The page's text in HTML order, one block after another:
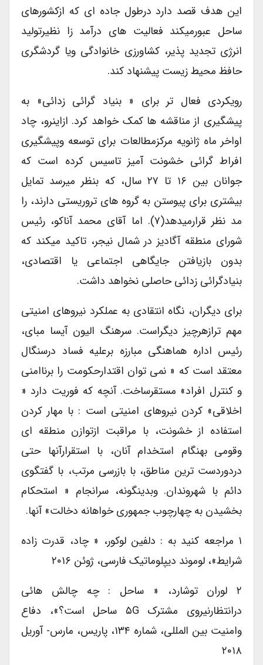
این هدف قصد دارد درطول جاده ای که ازکشورهای
ساحل عبورمیکند فعالیت های درآمد زا نظیرتولید
انرژی تجدید پذیر، کشاورزی خانوادگی ویا گردشگری
حافظ محیط زیست پیشنهاد کند.
رویکردی فعال تر برای « بنیاد گرائی زدائی» به
پیشگیری از مناقشه ها کمک خواهد کرد. ازاینرو، چاد
اواخر ماه ژانویه مرکزمطالعات برای توسعه وپیشگیری
افراط گرائی خشونت آمیز تاسیس کرده است که
جوانان بین ۱۶ تا ۲۷ سال، که بنظر میرسد تمایل
بیشتری برای پیوستن به گروه های تروریستی دارند، را
مد نظر قرارمیدهد(۷). اما آقای محمد آناکو، رئیس
شورای منطقه آگادیز در شمال نیجر، تاکید میکند که
بدون بازیافتن جایگاهی اجتماعی یا اقتصادی،
بنیادگرائی زدائی حاصلی نخواهد داشت.
برای دیگران، نگاه انتقادی به عملکرد نیروهای امنیتی
مهم ترازهرچیز دیگراست. سرهنگ الیون آیسا مبای،
رئیس اداره هماهنگی مبارزه برعلیه فساد درسنگال
معتقد است که « نمی توان اقتدارحکومت را برناامنی
و کنترل افراد» مستقرساخت. آنچه که فوریت دارد «
اخلاقی» کردن نیروهای امنیتی است : با مهار کردن
استفاده از خشونت، با مراقبت ازتوازن منطقه ای
وقومی بهنگام استخدام آنان، با استقرارآنها حتی
دردوردست ترین مناطق، با بازرسی مرتب، با گفتگوی
دائم با شهروندان. وبدینگونه، سرانجام « استحکام
بخشیدن به چهارچوب جمهوری خواهانه دخالت» آنها.
۱ مراجعه کنید به : دلفین لوکور، « چاد، قدرت زاده
شرایط»، لوموند دیپلوماتیک فارسی، ژوئن ۲۰۱۶
۲ لوران توشارد، « ساحل : چه چالش هائی
درانتظارنیروی مشترک ۵G ساحل است؟»، دفاع
وامنیت بین المللی، شماره ۱۳۴، پاریس، مارس- آوریل
۲۰۱۸